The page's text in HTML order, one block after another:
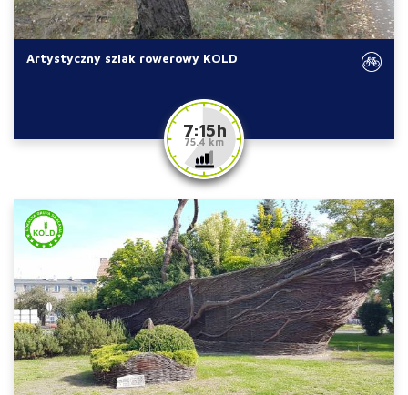
Artystyczny szlak rowerowy KOLD
7:15 h
75.4 km